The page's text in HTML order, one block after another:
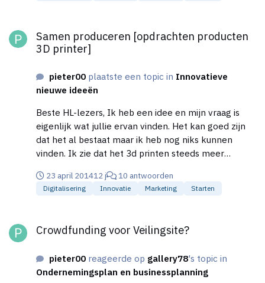
Samen produceren [opdrachten producten
3D printer]
pieter00 plaatste een topic in Innovatieve
nieuwe ideeën
Beste HL-lezers, Ik heb een idee en mijn vraag is
eigenlijk wat jullie ervan vinden. Het kan goed zijn
dat het al bestaat maar ik heb nog niks kunnen
vinden. Ik zie dat het 3d printen steeds meer
kopen. Ook zijn er veel bedrijven die hun producten
maken door middel van 3d printer. Dus ik dacht
en de benodigde materialen worden aangegeven.
voor een bedrijf gaan printen. De persoon kan een
voorraadje printen zo zijn er op meerdere plekken
23 april 201412 j 10 antwoorden
Digitalisering Innovatie Marketing Starten
Crowdfunding voor Veilingsite?
pieter00 reageerde op gallery78's topic in
Ondernemingsplan en businessplanning